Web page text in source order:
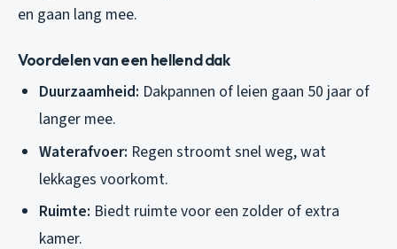
en gaan lang mee.
Voordelen van een hellend dak
Duurzaamheid: Dakpannen of leien gaan 50 jaar of
langer mee.
Waterafvoer: Regen stroomt snel weg, wat
lekkages voorkomt.
Ruimte: Biedt ruimte voor een zolder of extra
kamer.